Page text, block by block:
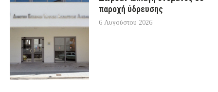
παροχή ύδρευσης
6 Αυγούστου 2026